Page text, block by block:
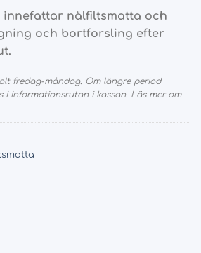
innefattar nålfiltsmatta och
och bortforsling efter
fredag-måndag. Om längre period
i informationsrutan i kassan. Läs mer om